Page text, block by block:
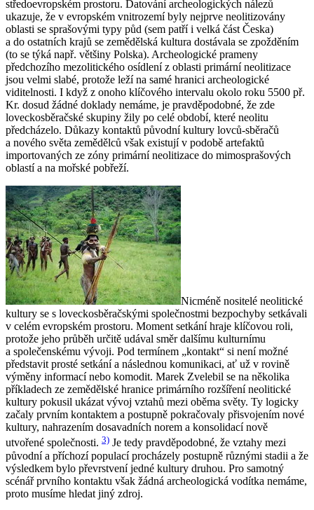
středoevropském prostoru. Datování archeologických nálezů
ukazuje, že v evropském vnitrozemí byly nejprve neolitizovány
oblasti se sprašovými typy půd (sem patří i velká část Česka)
a do ostatních krajů se zemědělská kultura dostávala se zpožděním
(to se týká např. většiny Polska). Archeologické prameny
předchozího mezolitického osídlení z oblasti primární neolitizace
jsou velmi slabé, protože leží na samé hranici archeologické
viditelnosti. I když z onoho klíčového intervalu okolo roku 5500 př.
Kr. dosud žádné doklady nemáme, je pravděpodobné, že zde
loveckosběračské skupiny žily po celé období, které neolitu
předcházelo. Důkazy kontaktů původní kultury lovců-sběračů
a nového světa zemědělců však existují v podobě artefaktů
importovaných ze zóny primární neolitizace do mimosprašových
oblastí a na mořské pobřeží.
Nicméně nositelé neolitické
kultury se s loveckosběračskými společnostmi bezpochyby setkávali
v celém evropském prostoru. Moment setkání hraje klíčovou roli,
protože jeho průběh určitě udával směr dalšímu kulturnímu
a společenskému vývoji. Pod termínem „kontakt“ si není možné
představit prosté setkání a následnou komunikaci, ať už v rovině
výměny informací nebo komodit. Marek Zvelebil se na několika
příkladech ze zemědělské hranice primárního rozšíření neolitické
kultury pokusil ukázat vývoj vztahů mezi oběma světy. Ty logicky
začaly prvním kontaktem a postupně pokračovaly přisvojením nové
kultury, nahrazením dosavadních norem a konsolidací nově
utvořené společnosti. 3) Je tedy pravděpodobné, že vztahy mezi
původní a příchozí populací procházely postupně různými stadii a že
výsledkem bylo převrstvení jedné kultury druhou. Pro samotný
scénář prvního kontaktu však žádná archeologická vodítka nemáme,
proto musíme hledat jiný zdroj.